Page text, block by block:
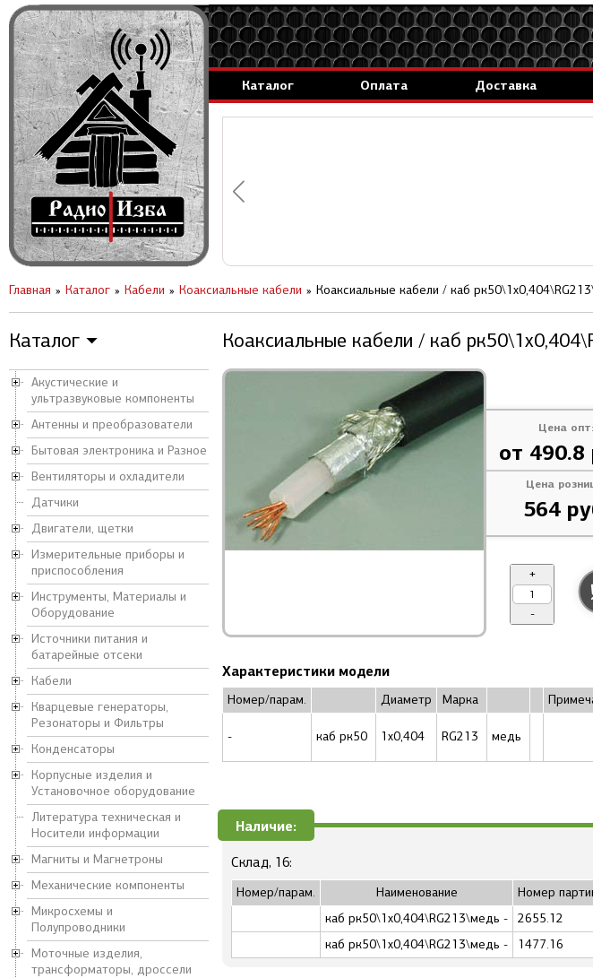
Каталог Оплата Доставка
генераторы.
за 1 день.
Каталог ▼
Акустические и
ультразвуковые компоненты
Антенны и преобразователи
Бытовая электроника и Разное
Вентиляторы и охладители
Датчики
Двигатели, щетки
Измерительные приборы и
приспособления
Инструменты, Материалы и
Оборудование
Источники питания и
батарейные отсеки
Кабели
Кварцевые генераторы,
Резонаторы и Фильтры
Конденсаторы
Корпусные изделия и
Установочное оборудование
Литература техническая и
Носители информации
Магниты и Магнетроны
Механические компоненты
Микросхемы и
Полупроводники
Моточные изделия,
трансформаторы, дроссели
Коаксиальные кабели / каб
Главная Каталог Кабели Коаксиальные кабели Коаксиальные кабели / каб
Цена опт:
от 490.8
Цена
564
+
-
Характеристики модели
Номер/парам. Диаметр Марка
- каб рк50 1x0,404 RG213 медь
Наличие:
Склад, 16:
Номер/парам. Наименование Номер
каб рк50\1x0,404\RG213\медь -
2655.12
каб рк50\1x0,404\RG213\медь -
1477.16